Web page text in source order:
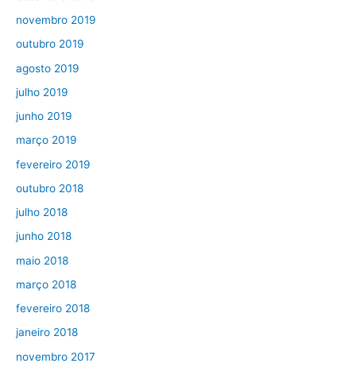
novembro 2019
outubro 2019
agosto 2019
julho 2019
junho 2019
março 2019
fevereiro 2019
outubro 2018
julho 2018
junho 2018
maio 2018
março 2018
fevereiro 2018
janeiro 2018
novembro 2017